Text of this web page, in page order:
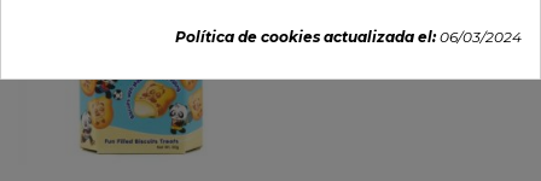
Política de cookies actualizada el:06/03/2024